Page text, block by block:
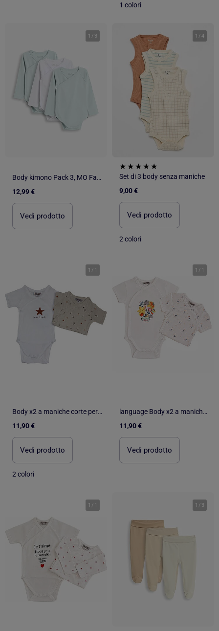
1 colori
1 / 3
Body kimono Pack 3, MO Fashion
12,99 €
Vedi prodotto
1 /4
Set di 3 body senza maniche
9,00 €
Vedi prodotto
2 colori
1 / 1
Body x2 a maniche corte per neonati Les Chatounets "STAR
11,90 €
Vedi prodotto
2 colori
1 / 1
language Body x2 a maniche corte per neonati Les Chatounets "LOVE
11,90 €
Vedi prodotto
1 / 1 1 / 3